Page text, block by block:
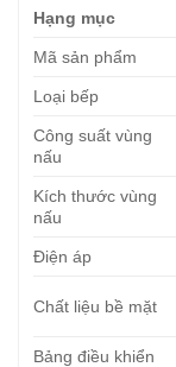
Hạng mục
Mã sản phẩm
Loại bếp
Công suất vùng
nấu
Kích thước vùng
nấu
Điện áp
Chất liệu bề mặt
Bảng điều khiển